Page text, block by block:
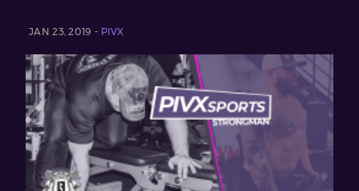
JAN 23, 2019 - PIVX